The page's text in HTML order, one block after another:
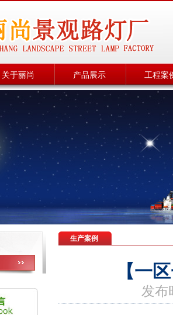
关于丽尚 产品展示 工程案
生产案例
【一
发布